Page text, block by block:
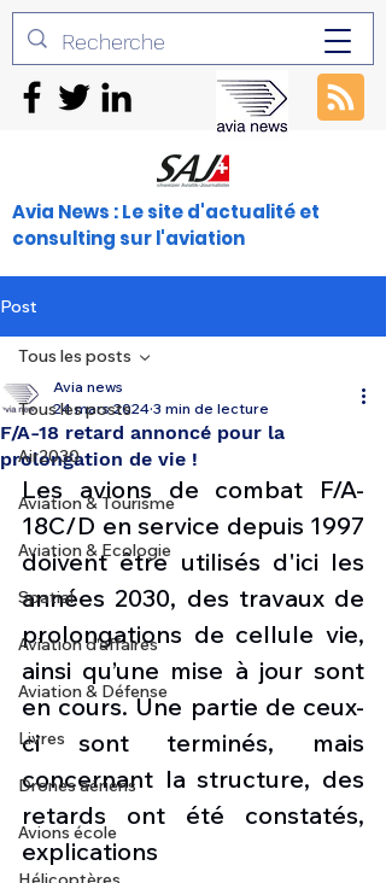
Avia News : Le site d'actualité et
consulting sur l'aviation
Post
Tous les posts
Air2030
Aviation & Tourisme
Aviation & Ecologie
Spatial
Aviation d'affaires
Aviation & Défense
Livres
Drones aériens
Avions école
Tous les posts
F/A-18 retard annoncé pour la
prolongation de vie !
Avia news
24 mars 2024 3 min de lecture
Les avions de combat F/A-
18C/D en service depuis 1997
doivent être utilisés d'ici les
années 2030, des travaux de
prolongations de cellule vie,
ainsi qu’une mise à jour sont
en cours. Une partie de ceux-
ci sont terminés, mais
concernant la structure, des
retards ont été constatés,
explications